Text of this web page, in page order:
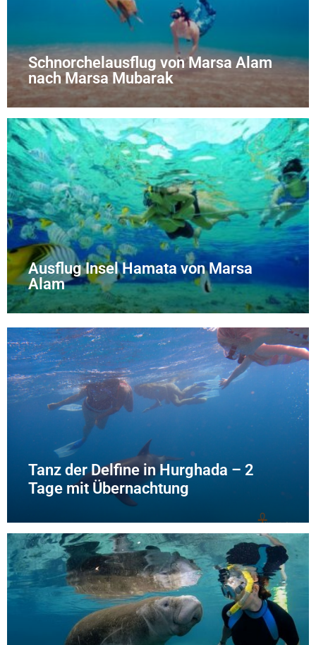
Schnorchelausflug von Marsa Alam
nach Marsa Mubarak
Ausflug Insel Hamata von Marsa
Alam
Tanz der Delfine in Hurghada – 2
Tage mit Übernachtung